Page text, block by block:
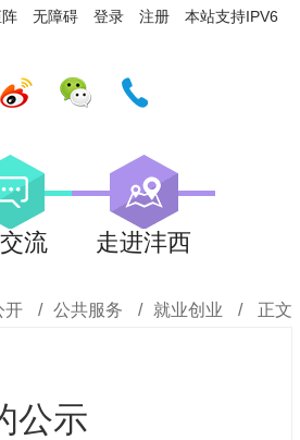
无障碍 登录 注册 本站支持IPV6
流 走进沣西
开 / 公共服务 / 就业创业 / 正文
公示